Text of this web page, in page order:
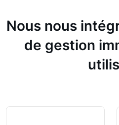
Nous nous
de gestion